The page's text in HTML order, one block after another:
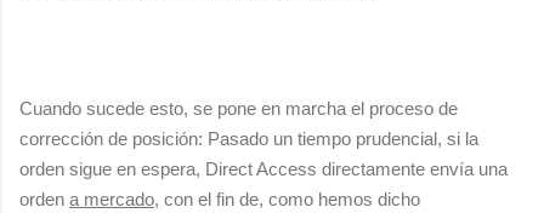
Cuando sucede esto, se pone en marcha el proceso de
corrección de posición: Pasado un tiempo prudencial, si la
orden sigue en espera, Direct Access directamente envía una
orden a mercado, con el fin de, como hemos dicho